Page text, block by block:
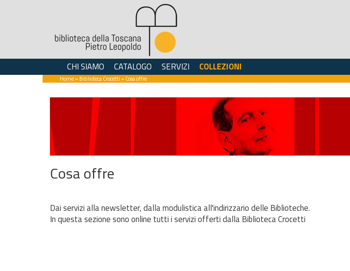
CHI SIAMO CATALOGO SERVIZI COLLEZIONI
Home» Biblioteca Crocetti » Cosa offre
Cosa offre
Dai servizi alla newsletter, dalla modulistica all'indirizzario delle Biblioteche.
In questa sezione sono online tutti i servizi offerti dalla Biblioteca Crocetti